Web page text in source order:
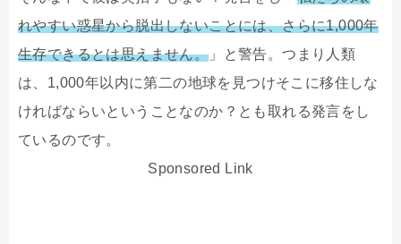
れやすい惑星から脱出しないことには、さらに1,000年
生存できるとは思えません。 」と警告。つまり人類
は、1,000年以内に第二の地球を見つけそこに移住しな
ければならいということなのか？とも取れる発言をし
ているのです。
Sponsored Link